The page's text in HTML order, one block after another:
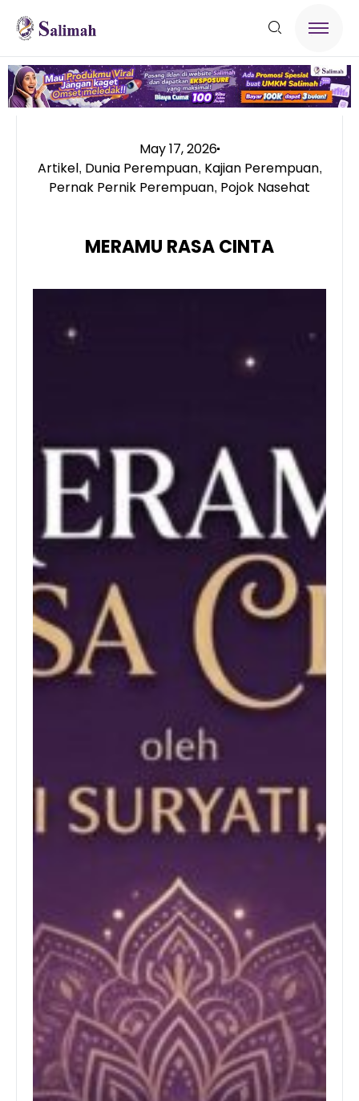
May 17, 2026
Artikel, Dunia Perempuan, Kajian Perempuan,
Pernak Pernik Perempuan, Pojok Nasehat
MERAMU RASA CINTA